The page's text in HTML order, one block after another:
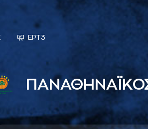
ΕΡΤ3